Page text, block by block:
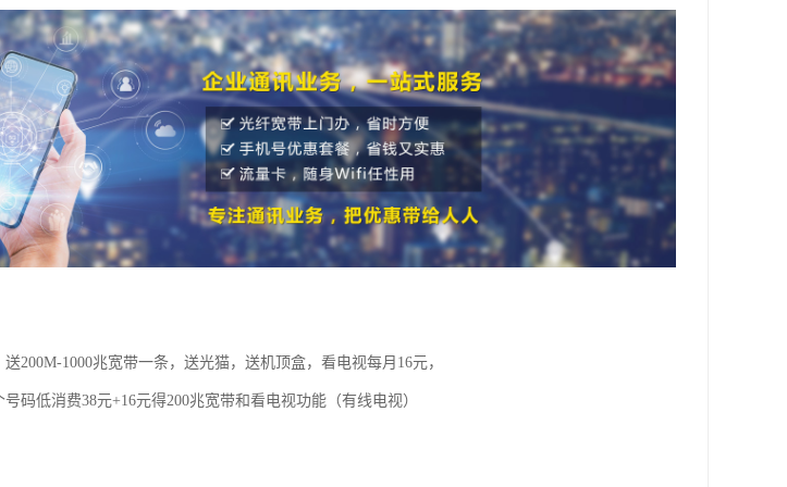
200M-1000兆宽带一条，送光猫，送机顶盒，看电视每月16元，
码低消费38元+16元得200兆宽带和看电视功能（有线电视）